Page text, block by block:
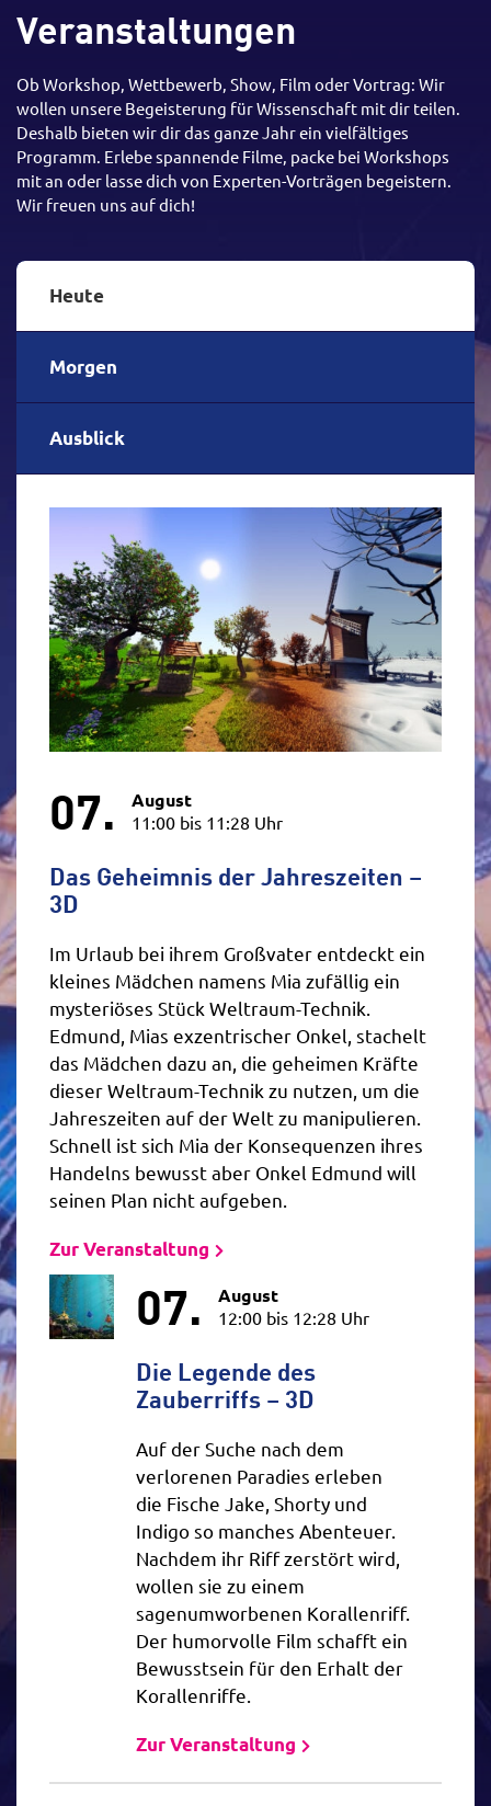
Veranstaltungen
Ob Workshop, Wettbewerb, Show, Film oder Vortrag: Wir
wollen unsere Begeisterung für Wissenschaft mit dir teilen.
Deshalb bieten wir dir das ganze Jahr ein vielfältiges
Programm. Erlebe spannende Filme, packe bei Workshops
mit an oder lasse dich von Experten-Vorträgen begeistern.
Wir freuen uns auf dich!
Heute
Morgen
Ausblick
07. August
11:00 bis 11:28 Uhr
Das Geheimnis der Jahreszeiten –
3D
Im Urlaub bei ihrem Großvater entdeckt ein
kleines Mädchen namens Mia zufällig ein
mysteriöses Stück Weltraum-Technik.
Edmund, Mias exzentrischer Onkel, stachelt
das Mädchen dazu an, die geheimen Kräfte
dieser Weltraum-Technik zu nutzen, um die
Jahreszeiten auf der Welt zu manipulieren.
Schnell ist sich Mia der Konsequenzen ihres
Handelns bewusst aber Onkel Edmund will
seinen Plan nicht aufgeben.
Zur Veranstaltung
07. August
12:00 bis 12:28 Uhr
Die Legende des
Zauberriffs – 3D
Auf der Suche nach dem
verlorenen Paradies erleben
die Fische Jake, Shorty und
Indigo so manches Abenteuer.
Nachdem ihr Riff zerstört wird,
wollen sie zu einem
sagenumworbenen Korallenriff.
Der humorvolle Film schafft ein
Bewusstsein für den Erhalt der
Korallenriffe.
Zur Veranstaltung